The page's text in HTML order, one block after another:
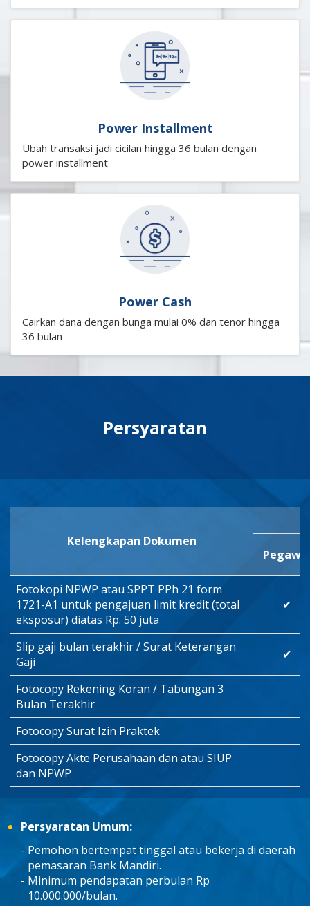
Power Installment
Ubah transaksi jadi cicilan hingga 36 bulan dengan
power installment
Power Cash
Cairkan dana dengan bunga mulai 0% dan tenor hingga
36 bulan
Persyaratan
Kelengkapan Dokumen
Fotokopi NPWP atau SPPT PPh 21 form
1721-A1 untuk pengajuan limit kredit (total
eksposur) diatas Rp. 50 juta
✔
Slip gaji bulan terakhir / Surat Keterangan
Gaji
✔
Fotocopy Rekening Koran / Tabungan 3
Bulan Terakhir
Fotocopy Surat Izin Praktek
Fotocopy Akte Perusahaan dan atau SIUP
dan NPWP
Persyaratan Umum:
Pemohon bertempat tinggal atau bekerja di daerah
pemasaran Bank Mandiri.
Minimum pendapatan perbulan Rp
10.000.000/bulan.